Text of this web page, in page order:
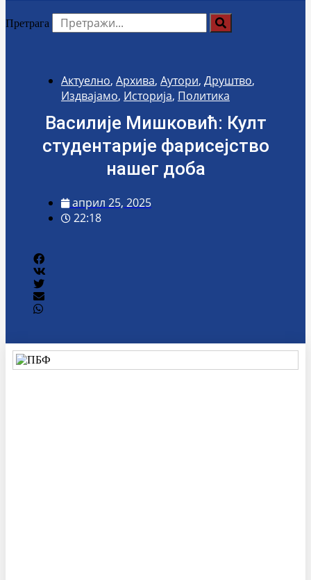
Претрага
Актуелно, Архива, Аутори, Друштво,
Издвајамо, Историја, Политика
Василије Мишковић: Култ
студентарије фарисејство
нашег доба
април 25, 2025
22:18